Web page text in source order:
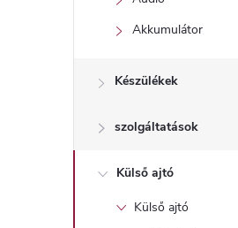
Akkumulátor
Készülékek
szolgáltatások
Külső ajtó
Külső ajtó